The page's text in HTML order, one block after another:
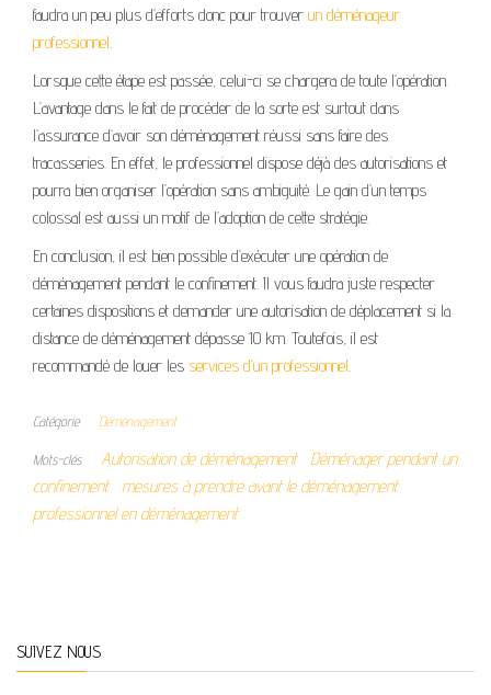
faudra un peu plus d’efforts donc pour trouver un déménageur
professionnel.
Lorsque cette étape est passée, celui-ci se chargera de toute l’opération.
L’avantage dans le fait de procéder de la sorte est surtout dans
l’assurance d’avoir son déménagement réussi sans faire des
tracasseries. En effet, le professionnel dispose déjà des autorisations et
pourra bien organiser l’opération sans ambiguïté. Le gain d’un temps
colossal est aussi un motif de l’adoption de cette stratégie.
En conclusion, il est bien possible d’exécuter une opération de
déménagement pendant le confinement. Il vous faudra juste respecter
certaines dispositions et demander une autorisation de déplacement si la
distance de déménagement dépasse 10 km. Toutefois, il est
recommandé de louer les services d’un professionnel.
Catégorie Déménagement
Mots-clés Autorisation de déménagement
Déménager pendant un
confinement
mesures à prendre avant le déménagement
professionnel en déménagement
SUIVEZ NOUS